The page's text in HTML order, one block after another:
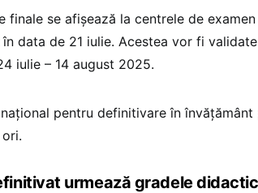
finale se afișează la centrele de
data de 21 iulie. Acestea vor fi
iulie – 14 august 2025.
naţional pentru definitivare în
urmează gradele